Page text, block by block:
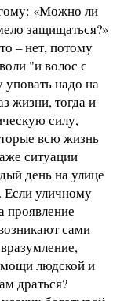
«Можно ли
защищаться?»
– нет, потому
"и волос с
надо на
жизни, тогда и
силу,
всю жизнь
ситуации
день на улице
Если уличному
проявление
сами
людской и
драться?